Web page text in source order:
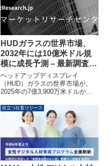
HUDガラスの世界市場、
2032年には10億米ドル規
模に成長予測 – 最新調査レ
ポート発表
ヘッドアップディスプレイ
（HUD）ガラスの世界市場が、
2025年の7億3,900万米ドルから
成長するとの予測が発表されまし
た。年平均成長率（CAGR）は
5.4%と見込まれており、この市
場の動向と展望を深掘りする調査
レポートが公開されました。
役立つ社畜リリース